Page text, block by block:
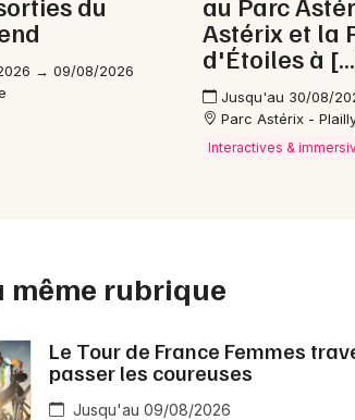
→ 09/08/2026
Astérix et la
d'Étoiles à
Jusqu'au 30/08/
Parc Astérix -
Interactives &
même rubrique
Le Tour de France Femmes
passer les coureuses
Jusqu'au 09/08/2026